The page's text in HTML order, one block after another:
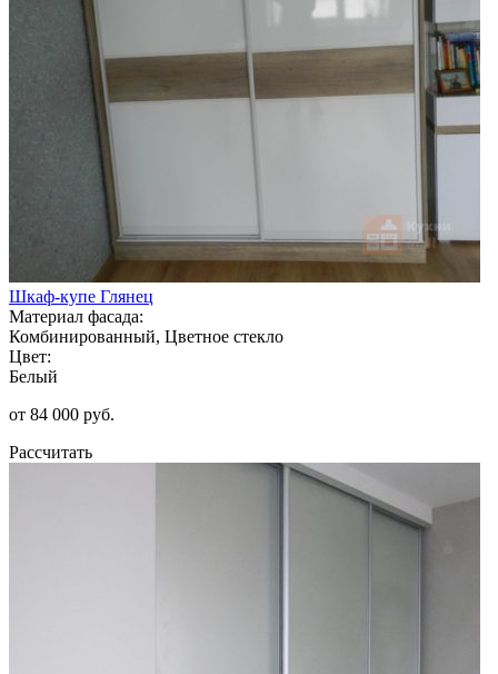
Шкаф-купе Глянец
Материал фасада:
Комбинированный, Цветное стекло
Цвет:
Белый
от 84 000 руб.
Рассчитать